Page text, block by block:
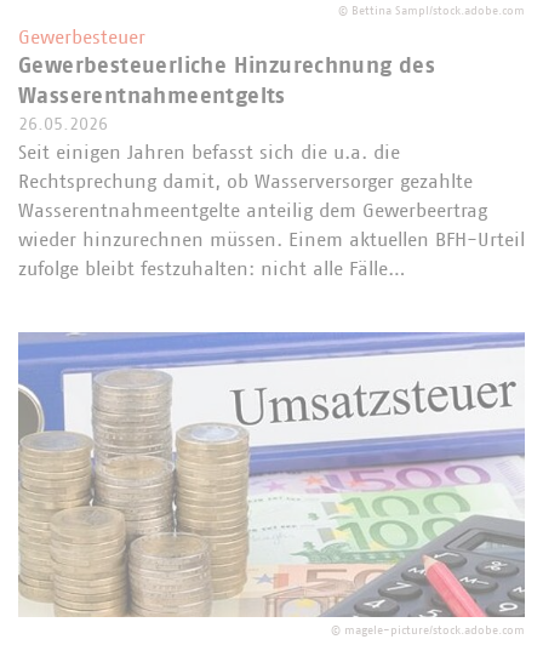
© Bettina Sampl/stock.adobe.com
Gewerbesteuer
Gewerbesteuerliche Hinzurechnung des
Wasserentnahmeentgelts
26.05.2026
Seit einigen Jahren befasst sich die u.a. die
Rechtsprechung damit, ob Wasserversorger gezahlte
Wasserentnahmeentgelte anteilig dem Gewerbeertrag
wieder hinzurechnen müssen. Einem aktuellen BFH-Urteil
zufolge bleibt festzuhalten: nicht alle Fälle…
© magele-picture/stock.adobe.com